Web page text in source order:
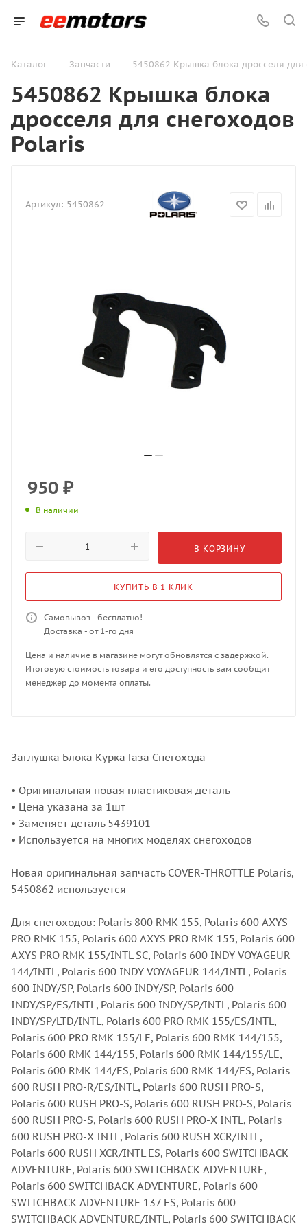
Каталог — Запчасти — 5450862 Крышка блока дросселя для
5450862 Крышка блока
дросселя для снегоходов
Polaris
Артикул: 5450862
950 ₽
В наличии
В КОРЗИНУ
КУПИТЬ В 1 КЛИК
Самовывоз - бесплатно!
Доставка - от 1-го дня
Цена и наличие в магазине могут обновлятся с задержкой.
Итоговую стоимость товара и его доступность вам сообщит
менеджер до момента оплаты.
Заглушка Блока Курка Газа Снегохода
• Оригинальная новая пластиковая деталь
• Цена указана за 1шт
• Заменяет деталь 5439101
• Используется на многих моделях снегоходов
Новая оригинальная запчасть COVER-THROTTLE Polaris,
5450862 используется
Для снегоходов: Polaris 800 RMK 155, Polaris 600 AXYS
PRO RMK 155, Polaris 600 AXYS PRO RMK 155, Polaris 600
AXYS PRO RMK 155/INTL SC, Polaris 600 INDY VOYAGEUR
144/INTL, Polaris 600 INDY VOYAGEUR 144/INTL, Polaris
600 INDY/SP, Polaris 600 INDY/SP, Polaris 600
INDY/SP/ES/INTL, Polaris 600 INDY/SP/INTL, Polaris 600
INDY/SP/LTD/INTL, Polaris 600 PRO RMK 155/ES/INTL,
Polaris 600 PRO RMK 155/LE, Polaris 600 RMK 144/155,
Polaris 600 RMK 144/155, Polaris 600 RMK 144/155/LE,
Polaris 600 RMK 144/ES, Polaris 600 RMK 144/ES, Polaris
600 RUSH PRO-R/ES/INTL, Polaris 600 RUSH PRO-S,
Polaris 600 RUSH PRO-S, Polaris 600 RUSH PRO-S, Polaris
600 RUSH PRO-S, Polaris 600 RUSH PRO-X INTL, Polaris
600 RUSH PRO-X INTL, Polaris 600 RUSH XCR/INTL,
Polaris 600 RUSH XCR/INTL ES, Polaris 600 SWITCHBACK
ADVENTURE, Polaris 600 SWITCHBACK ADVENTURE,
Polaris 600 SWITCHBACK ADVENTURE, Polaris 600
SWITCHBACK ADVENTURE 137 ES, Polaris 600
SWITCHBACK ADVENTURE/INTL, Polaris 600 SWITCHBACK